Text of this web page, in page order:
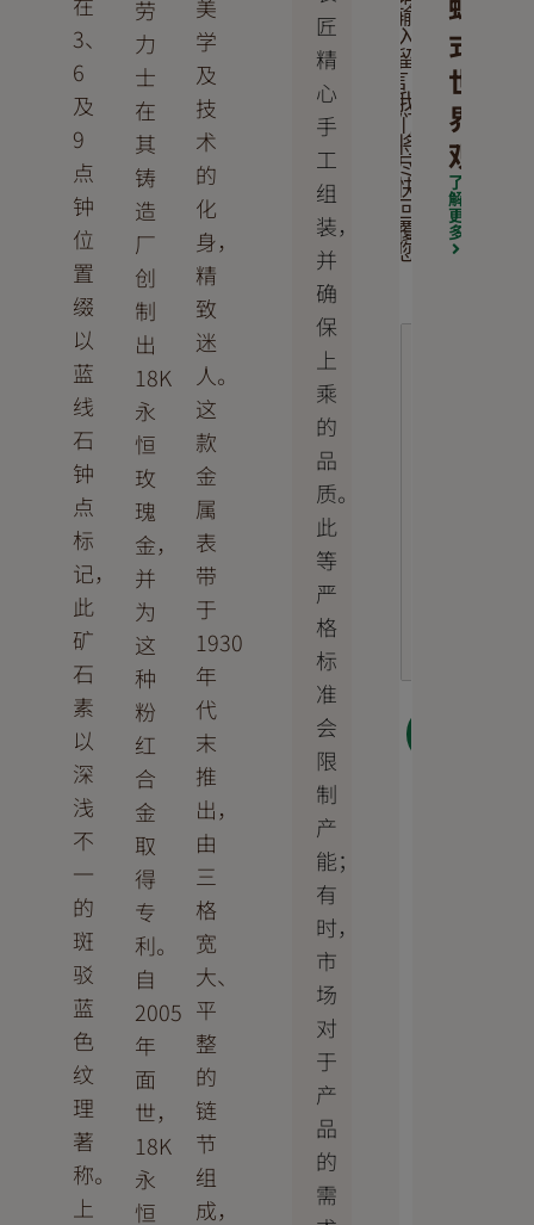
3、
6
及
9
点
钟
位
置
缀
以
蓝
线
石
钟
点
标
记，
此
矿
石
素
以
深
浅
不
一
的
斑
驳
蓝
色
纹
理
著
称。
上
劳
力
士
在
其
铸
造
厂
创
制
出
18K
永
恒
玫
瑰
金，
并
为
这
种
粉
红
合
金
取
得
专
利。
自
2005
年
面
世，
18K
永
恒
美
学
及
技
术
的
化
身，
精
致
迷
人。
这
款
金
属
表
带
于
1930
年
代
末
推
出，
由
三
格
宽
大、
平
整
的
链
节
组
成，
匠
精
心
手
工
组
装，
并
确
保
上
乘
的
品
质。
此
等
严
格
标
准
会
限
制
产
能；
有
时，
市
场
对
于
产
品
的
需
输
入
留
言，
我
们
将
尽
快
回
覆
您
式
世
界
观
了
解
更
多